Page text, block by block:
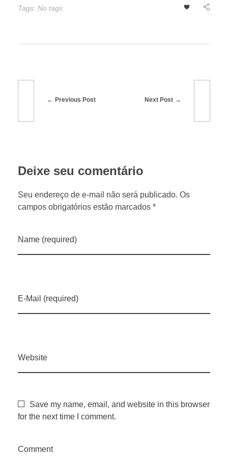
o
s
e
a
m
p
o
u
ç
ã
Tags: No tags
Previous Post Next Post
Deixe seu comentário
Seu endereço de e-mail não será publicado. Os
campos obrigatórios estão marcados *
Name (required)
E-Mail (required)
Website
Save my name, email, and website in this browser
for the next time I comment.
Comment